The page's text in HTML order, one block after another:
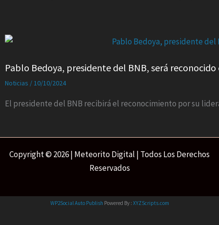
Pablo Bedoya, presidente del BNB, será
Noticias /10/10/2024
El presidente del BNB recibirá el reconocimiento por su
Copyright © 2026 | Meteorito Digital | Todos Los Derechos
Reservados
WP2Social Auto Publish Powered By : XYZScripts.com